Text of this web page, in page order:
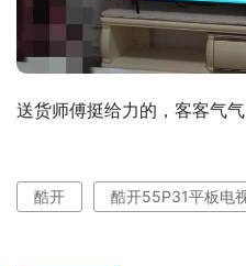
送货师傅挺给力的，客客气
酷开 酷开55P31平板电